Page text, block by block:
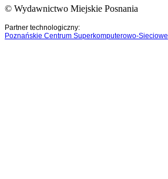
© Wydawnictwo Miejskie Posnania
Partner technologiczny:
Poznańskie Centrum Superkomputerowo-Sieciowe